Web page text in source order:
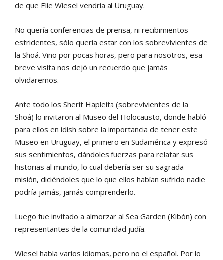
de que Elie Wiesel vendría al Uruguay.
No quería conferencias de prensa, ni recibimientos
estridentes, sólo quería estar con los sobrevivientes de
la Shoá. Vino por pocas horas, pero para nosotros, esa
breve visita nos dejó un recuerdo que jamás
olvidaremos.
Ante todo los Sherit Hapleita (sobrevivientes de la
Shoá) lo invitaron al Museo del Holocausto, donde habló
para ellos en idish sobre la importancia de tener este
Museo en Uruguay, el primero en Sudamérica y expresó
sus sentimientos, dándoles fuerzas para relatar sus
historias al mundo, lo cual debería ser su sagrada
misión, diciéndoles que lo que ellos habían sufrido nadie
podría jamás, jamás comprenderlo.
Luego fue invitado a almorzar al Sea Garden (Kibón) con
representantes de la comunidad judía.
Wiesel habla varios idiomas, pero no el español. Por lo